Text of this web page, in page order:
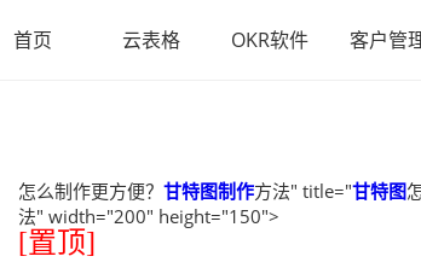
首页 云表格 OKR软件 客户管
怎么制作更方便？ 甘特图制作方法" title="甘特图
法" width="200" height="150">
[置顶]